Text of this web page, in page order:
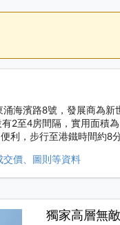
涌海濱路8號，發展商為
2至4房間隔，實用面積
利，步行至港鐵時間約8
交價、圖則等資料
獨家高層無